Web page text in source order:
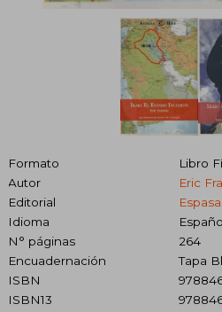
Formato
Libro
Autor
Eric
Editorial
Espasa
Idioma
N° páginas
264
Encuadernación
Tapa
ISBN
ISBN13